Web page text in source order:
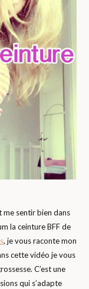
me sentir bien dans
la ceinture BFF de
, je vous raconte mon
cette vidéo je vous
C’est une
qui s’adapte